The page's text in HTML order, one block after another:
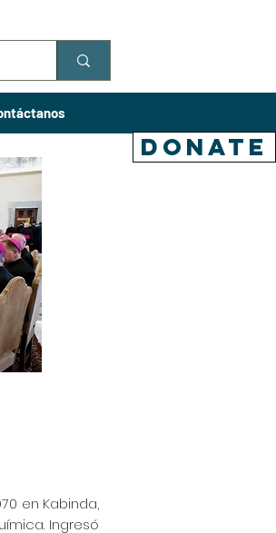
DONATE
en Kabinda,
Ingresó